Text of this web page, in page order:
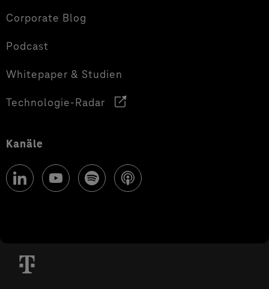
Corporate Blog
Podcast
Whitepaper & Studien
Technologie-Radar
Kanäle